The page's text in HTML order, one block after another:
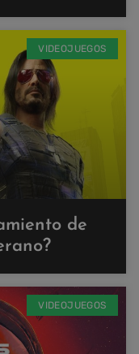
VIDEOJUEGOS
de
VIDEOJUEGOS